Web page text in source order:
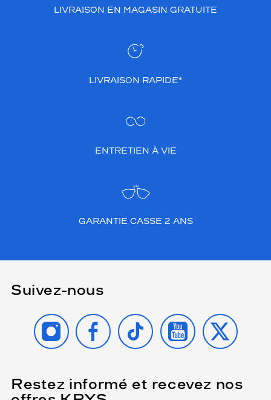
LIVRAISON EN MAGASIN GRATUITE
LIVRAISON RAPIDE*
ENTRETIEN À VIE
GARANTIE CASSE 2 ANS
Suivez-nous
INSTAGRAMFACEBOOK
TIKTOK YOUTUBE
X
Restez informé et recevez nos
(Ce
champ